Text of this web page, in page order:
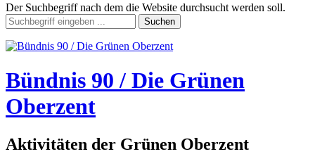
Der Suchbegriff nach dem die Website durchsucht werden soll.
Suchen
Bündnis 90 / Die Grünen
Oberzent
Aktivitäten der Grünen Oberzent